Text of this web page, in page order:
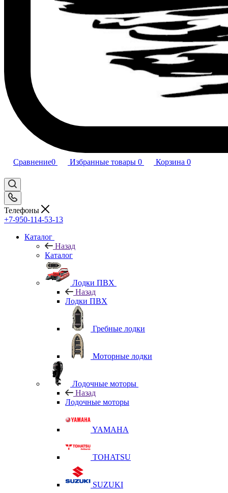
Сравнение0 Избранные товары 0 Корзина 0
Телефоны
+7-950-114-53-13
Каталог
Назад
Каталог
Лодки ПВХ
Назад
Лодки ПВХ
Гребные лодки
Моторные лодки
Лодочные моторы
Назад
Лодочные моторы
YAMAHA
TOHATSU
SUZUKI